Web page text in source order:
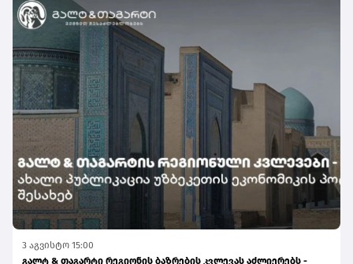
3 აგვისტო 15:00
გალტ & თაგარტი რეგიონის ბაზრების კვლევას აძლიერებს -